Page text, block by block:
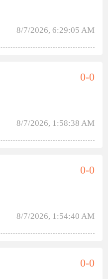
8/7/2026, 6:29:05 AM
0-0
8/7/2026, 1:58:38 AM
0-0
8/7/2026, 1:54:40 AM
0-0